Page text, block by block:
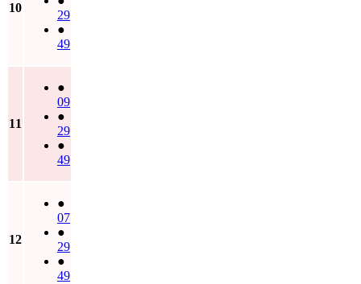
10
29
●
49
11
●
09
●
29
●
49
12
●
07
●
29
●
49